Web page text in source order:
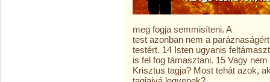
meg fogja semmisíteni. A
test azonban nem a
testért. 14 Isten ugyanis
is fel fog támasztani. 15 Vagy
Krisztus tagja? Most tehát azok,